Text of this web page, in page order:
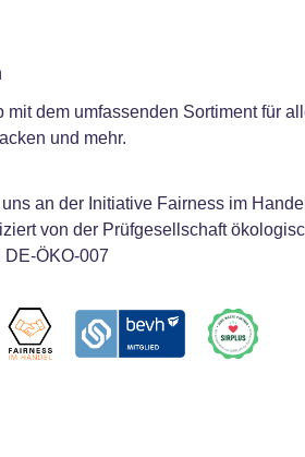
mit dem umfassenden Sortiment für
und mehr.
an der Initiative Fairness im Handel
von der Prüfgesellschaft
DE-ÖKO-007